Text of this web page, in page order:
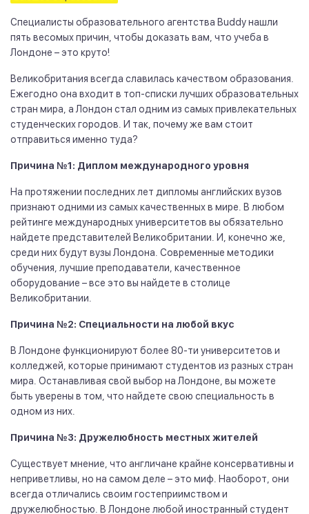
Специалисты образовательного агентства Buddy нашли
пять весомых причин, чтобы доказать вам, что учеба в
Лондоне – это круто!
Великобритания всегда славилась качеством образования.
Ежегодно она входит в топ-списки лучших образовательных
стран мира, а Лондон стал одним из самых привлекательных
студенческих городов. И так, почему же вам стоит
отправиться именно туда?
Причина №1: Диплом международного уровня
На протяжении последних лет дипломы английских вузов
признают одними из самых качественных в мире. В любом
рейтинге международных университетов вы обязательно
найдете представителей Великобритании. И, конечно же,
среди них будут вузы Лондона. Современные методики
обучения, лучшие преподаватели, качественное
оборудование – все это вы найдете в столице
Великобритании.
Причина №2: Специальности на любой вкус
В Лондоне функционируют более 80-ти университетов и
колледжей, которые принимают студентов из разных стран
мира. Останавливая свой выбор на Лондоне, вы можете
быть уверены в том, что найдете свою специальность в
одном из них.
Причина №3: Дружелюбность местных жителей
Существует мнение, что англичане крайне консервативны и
неприветливы, но на самом деле – это миф. Наоборот, они
всегда отличались своим гостеприимством и
дружелюбностью. В Лондоне любой иностранный студент